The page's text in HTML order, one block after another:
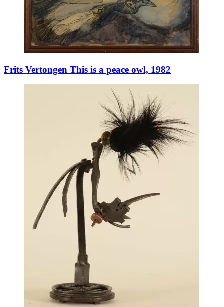
Frits Vertongen This is a peace owl, 1982